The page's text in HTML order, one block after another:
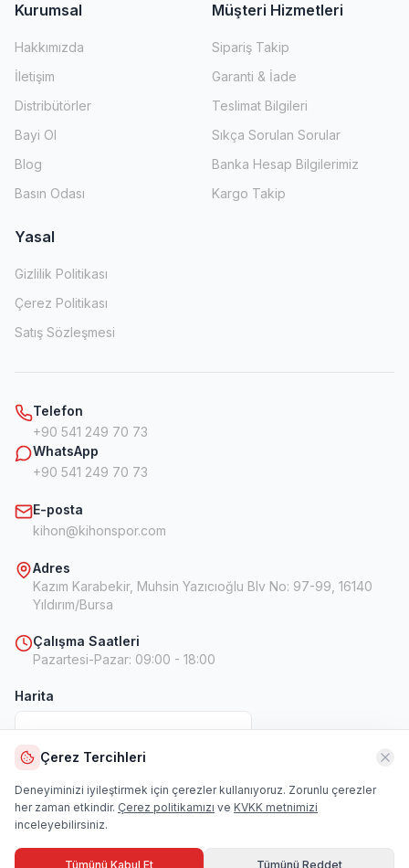
Kurumsal
Hakkımızda
İletişim
Distribütörler
Bayi Ol
Blog
Basın Odası
Müşteri Hizmetleri
Sipariş Takip
Garanti & İade
Teslimat Bilgileri
Sıkça Sorulan Sorular
Banka Hesap Bilgilerimiz
Kargo Takip
Yasal
Gizlilik Politikası
Çerez Politikası
Satış Sözleşmesi
Telefon
+90 541 249 70 73
WhatsApp
+90 541 249 70 73
E-posta
kihon@kihonspor.com
Adres
Kazım Karabekir, Muhsin Yazıcıoğlu Blv No: 97-99, 16140
Yıldırım/Bursa
Çalışma Saatleri
Pazartesi-Pazar: 09:00 - 18:00
Harita
Harita
Çerez Tercihleri
Deneyiminizi iyileştirmek için çerezler kullanıyoruz. Zorunlu çerezler
her zaman etkindir. Çerez politikamızı ve KVKK metnimizi
inceleyebilirsiniz.
Tümünü Kabul Et Tümünü Reddet